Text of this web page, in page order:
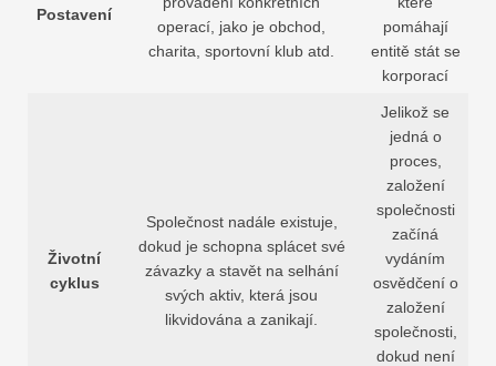
Postavení
operací, jako je obchod,
charita, sportovní klub atd.
pomáhají
entitě stát se
korporací
Životní
cyklus
Společnost nadále existuje,
dokud je schopna splácet své
závazky a stavět na selhání
svých aktiv, která jsou
likvidována a zanikají.
Jelikož se
jedná o
proces,
založení
společnosti
začíná
vydáním
osvědčení o
založení
společnosti,
dokud není